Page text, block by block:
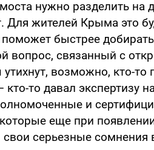
нужно разделить на
Для жителей Крыма это
быстрее
вопрос, связанный с
возможно, кто-то
то давал экспертизу
и
еще при
серьезные сомнения